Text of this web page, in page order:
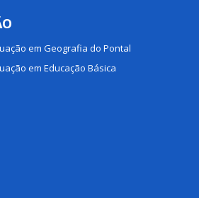
em Geografia do Pontal
em Educação Básica